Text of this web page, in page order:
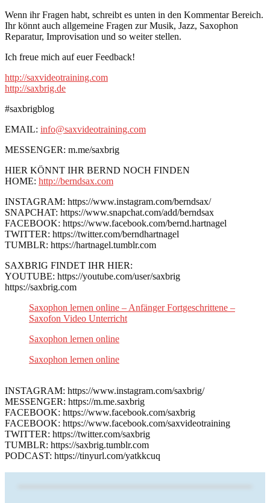
Wenn ihr Fragen habt, schreibt es unten in den Kommentar Bereich.
Ihr könnt auch allgemeine Fragen zur Musik, Jazz, Saxophon
Reparatur, Improvisation und so weiter stellen.
Ich freue mich auf euer Feedback!
http://saxvideotraining.com
http://saxbrig.de
#saxbrigblog
EMAIL: info@saxvideotraining.com
MESSENGER: m.me/saxbrig
HIER KÖNNT IHR BERND NOCH FINDEN
HOME: http://berndsax.com
INSTAGRAM: https://www.instagram.com/berndsax/
SNAPCHAT: https://www.snapchat.com/add/berndsax
FACEBOOK: https://www.facebook.com/bernd.hartnagel
TWITTER: https://twitter.com/berndhartnagel
TUMBLR: https://hartnagel.tumblr.com
SAXBRIG FINDET IHR HIER:
YOUTUBE: https://youtube.com/user/saxbrig
https://saxbrig.com
Saxophon lernen online – Anfänger Fortgeschrittene –
Saxofon Video Unterricht
Saxophon lernen online
Saxophon lernen online
INSTAGRAM: https://www.instagram.com/saxbrig/
MESSENGER: https://m.me.saxbrig
FACEBOOK: https://www.facebook.com/saxbrig
FACEBOOK: https://www.facebook.com/saxvideotraining
TWITTER: https://twitter.com/saxbrig
TUMBLR: https://saxbrig.tumblr.com
PODCAST: https://tinyurl.com/yatkkcuq